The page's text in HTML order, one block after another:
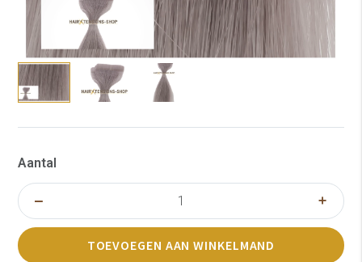
Aantal
TOEVOEGEN AAN WINKELMAND